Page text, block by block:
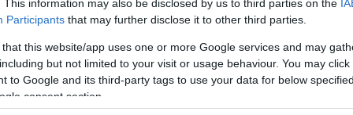
This information may also be disclosed by us to third parties on the
Participants that may further disclose it to other third parties.
that this website/app uses one or more Google services and may
but not limited to your visit or usage behaviour. You may
to Google and its third-party tags to use your data for below
consent section.
ο ανήλικος βρέθηκε κάτω από τις ρόδες
σοβαρά.